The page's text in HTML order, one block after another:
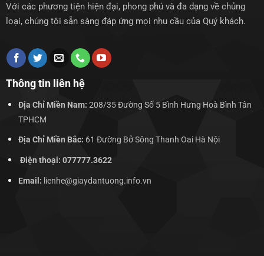
Với các phương tiện hiện đại, phong phú và đa dạng về chủng
loại, chúng tôi sẵn sàng đáp ứng mọi nhu cầu của Quý khách.
Thông tin liên hệ
Địa Chỉ Miền Nam: 208/35 Đường Số 5 Bình Hưng Hoà Bình Tân
TPHCM
Địa Chỉ Miền Bắc: 61 Đường Bở Sông Thanh Oai Hà Nội
Điện thoại: 077777.3622
Email: lienhe@giaydantuong.info.vn